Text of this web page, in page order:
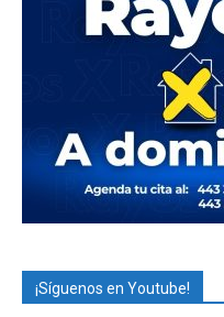
¡Síguenos en Youtube!